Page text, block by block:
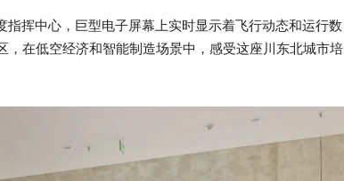
挥中心，巨型电子屏幕上实时显示着飞行动态和运行数
在低空经济和智能制造场景中，感受这座川东北城市培